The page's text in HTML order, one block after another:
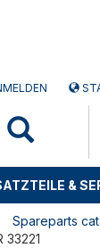
&
Spareparts
33221